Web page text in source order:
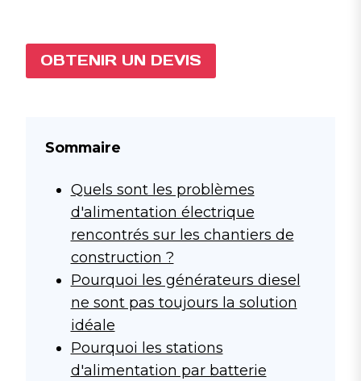
OBTENIR UN DEVIS
Sommaire
Quels sont les problèmes
d'alimentation électrique
rencontrés sur les chantiers de
construction ?
Pourquoi les générateurs diesel
ne sont pas toujours la solution
idéale
Pourquoi les stations
d'alimentation par batterie